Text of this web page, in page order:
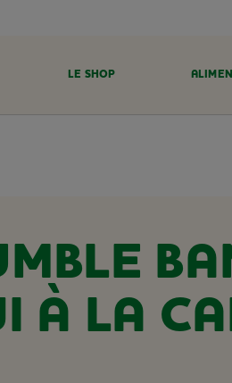
LE SHOP
À LA